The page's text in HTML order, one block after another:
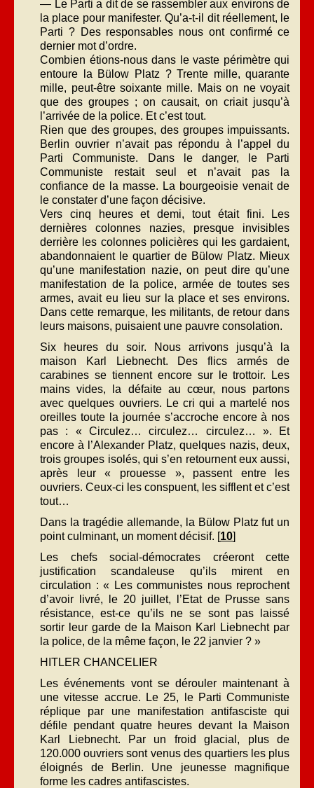
— Le Parti a dit de se rassembler aux environs de
la place pour manifester. Qu’a-t-il dit réellement, le
Parti ? Des responsables nous ont confirmé ce
dernier mot d’ordre.
Combien étions-nous dans le vaste périmètre qui
entoure la Bülow Platz ? Trente mille, quarante
mille, peut-être soixante mille. Mais on ne voyait
que des groupes ; on causait, on criait jusqu’à
l’arrivée de la police. Et c’est tout.
Rien que des groupes, des groupes impuissants.
Berlin ouvrier n’avait pas répondu à l’appel du
Parti Communiste. Dans le danger, le Parti
Communiste restait seul et n’avait pas la
confiance de la masse. La bourgeoisie venait de
le constater d’une façon décisive.
Vers cinq heures et demi, tout était fini. Les
dernières colonnes nazies, presque invisibles
derrière les colonnes policières qui les gardaient,
abandonnaient le quartier de Bülow Platz. Mieux
qu’une manifestation nazie, on peut dire qu’une
manifestation de la police, armée de toutes ses
armes, avait eu lieu sur la place et ses environs.
Dans cette remarque, les militants, de retour dans
leurs maisons, puisaient une pauvre consolation.
Six heures du soir. Nous arrivons jusqu’à la
maison Karl Liebnecht. Des flics armés de
carabines se tiennent encore sur le trottoir. Les
mains vides, la défaite au cœur, nous partons
avec quelques ouvriers. Le cri qui a martelé nos
oreilles toute la journée s’accroche encore à nos
pas : « Circulez… circulez… circulez… ». Et
encore à l’Alexander Platz, quelques nazis, deux,
trois groupes isolés, qui s’en retournent eux aussi,
après leur « prouesse », passent entre les
ouvriers. Ceux-ci les conspuent, les sifflent et c’est
tout…
Dans la tragédie allemande, la Bülow Platz fut un
point culminant, un moment décisif. [10]
Les chefs social-démocrates créeront cette
justification scandaleuse qu’ils mirent en
circulation : « Les communistes nous reprochent
d’avoir livré, le 20 juillet, l’Etat de Prusse sans
résistance, est-ce qu’ils ne se sont pas laissé
sortir leur garde de la Maison Karl Liebnecht par
la police, de la même façon, le 22 janvier ? »
HITLER CHANCELIER
Les événements vont se dérouler maintenant à
une vitesse accrue. Le 25, le Parti Communiste
réplique par une manifestation antifasciste qui
défile pendant quatre heures devant la Maison
Karl Liebnecht. Par un froid glacial, plus de
120.000 ouvriers sont venus des quartiers les plus
éloignés de Berlin. Une jeunesse magnifique
forme les cadres antifascistes.